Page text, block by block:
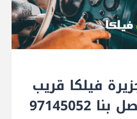
فيلكا قريب